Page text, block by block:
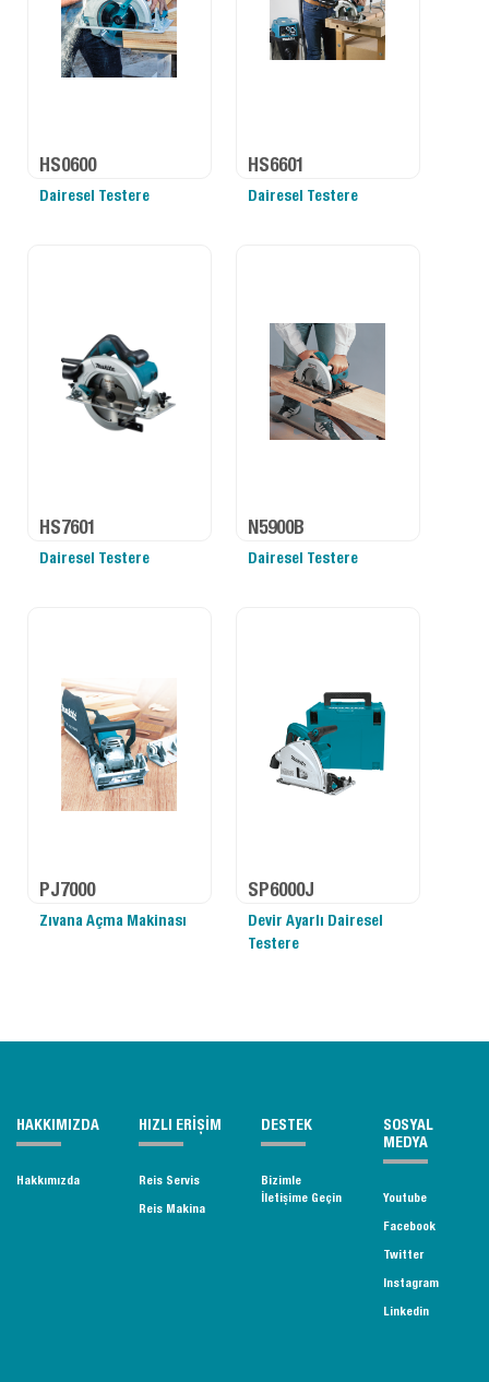
HS0600
Dairesel Testere
HS6601
Dairesel Testere
HS7601
Dairesel Testere
N5900B
Dairesel Testere
PJ7000
Zıvana Açma Makinası
SP6000J
Devir Ayarlı Dairesel
Testere
HAKKIMIZDA
Hakkımızda
HIZLI ERİŞİM
Reis Servis
Reis Makina
DESTEK
Bizimle
İletişime Geçin
SOSYAL
MEDYA
Youtube
Facebook
Twitter
Instagram
Linkedin